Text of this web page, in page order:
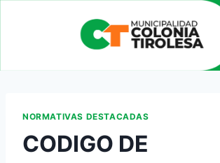
NORMATIVAS DESTACADAS
CODIGO DE